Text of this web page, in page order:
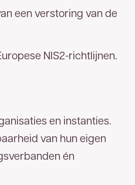
een verstoring van de
NIS2-richtlijnen.
en instanties.
van hun eigen
én